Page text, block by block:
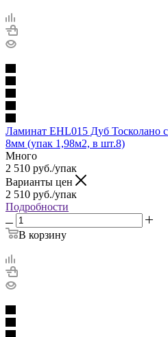
Ламинат EHL015 Дуб Тосколано
8мм (упак 1,98м2, в шт.8)
Много
2 510 руб./упак
Варианты цен
2 510 руб./упак
Подробности
В корзину